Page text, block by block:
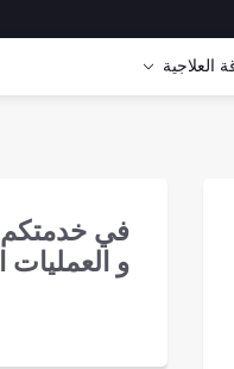
العلاجیة
في خدمتكم
و العمليات